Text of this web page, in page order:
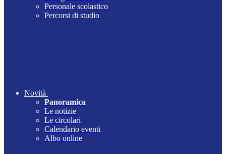
Personale scolastico
Percorsi di studio
Novità
Panoramica
Le notizie
Le circolari
Calendario eventi
Albo online